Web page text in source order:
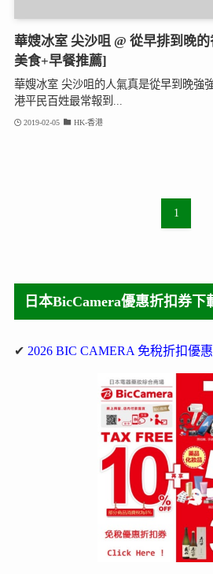
華嫂冰室 尖沙咀 @ 從早排到晚
美食+早餐推薦]
華嫂冰室 尖沙咀的人氣真是從早到晚強
港平民百姓最常報到...
2019-02-05 HK-香港
1
日本BicCamera優惠折扣券下
✔ 2026 BIC CAMERA 免稅折扣優